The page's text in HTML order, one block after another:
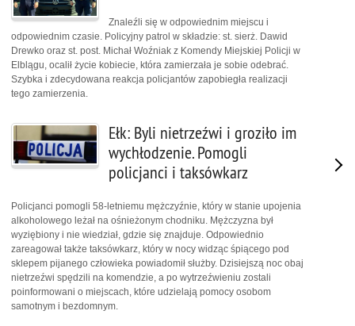
Znaleźli się w odpowiednim miejscu i
odpowiednim czasie. Policyjny patrol w składzie: st. sierż. Dawid
Drewko oraz st. post. Michał Woźniak z Komendy Miejskiej Policji w
Elblągu, ocalił życie kobiecie, która zamierzała je sobie odebrać.
Szybka i zdecydowana reakcja policjantów zapobiegła realizacji
tego zamierzenia.
Ełk: Byli nietrzeźwi i groziło im
wychłodzenie. Pomogli
policjanci i taksówkarz
Policjanci pomogli 58-letniemu mężczyźnie, który w stanie upojenia
alkoholowego leżał na ośnieżonym chodniku. Mężczyzna był
wyziębiony i nie wiedział, gdzie się znajduje. Odpowiednio
zareagował także taksówkarz, który w nocy widząc śpiącego pod
sklepem pijanego człowieka powiadomił służby. Dzisiejszą noc obaj
nietrzeźwi spędzili na komendzie, a po wytrzeźwieniu zostali
poinformowani o miejscach, które udzielają pomocy osobom
samotnym i bezdomnym.